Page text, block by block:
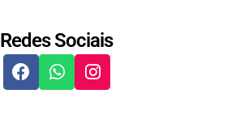
Redes Sociais